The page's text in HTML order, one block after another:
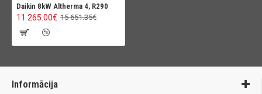
Daikin 8kW Altherma 4, R290
11 265.00€ 15 651.35€
Informācija